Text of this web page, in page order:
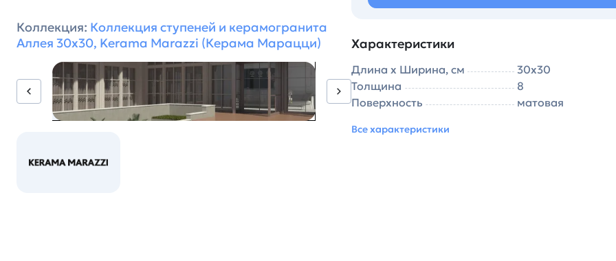
Коллекция: Коллекция ступеней и керамогранита
Аллея 30х30, Kerama Marazzi (Керама Марацци)
Характеристики
Длина х Ширина, см
30х30
Толщина
8
Поверхность
матовая
Все характеристики